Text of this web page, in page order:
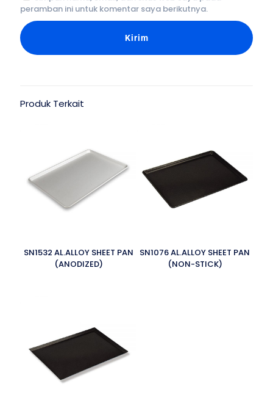
peramban ini untuk komentar saya berikutnya.
Produk Terkait
SN1532 AL.ALLOY SHEET PAN
(ANODIZED)
SN1076 AL.ALLOY SHEET PAN
(NON-STICK)